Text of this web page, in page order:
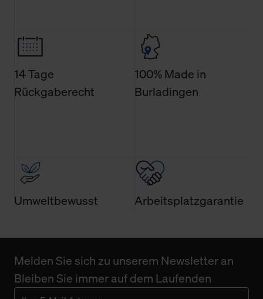
Technologien sowie die Nutzung Ihrer persönlichen Daten
finden Sie in unserer Datenschutzerklärung.
14 Tage
Rückgaberecht
100% Made in
Burladingen
Umweltbewusst Arbeitsplatzgarantie
Melden Sie sich zu unserem Newsletter an
Bleiben Sie immer auf dem Laufenden